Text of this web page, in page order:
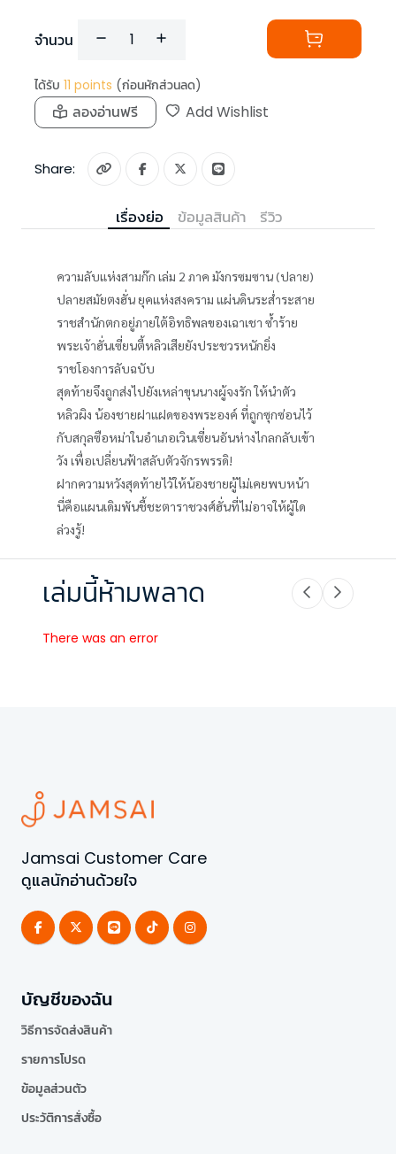
จำนวน
ได้รับ 11 points (ก่อนหักส่วนลด)
ลองอ่านฟรี Add Wishlist
Share:
เรื่องย่อ ข้อมูลสินค้า รีวิว
ความลับแห่งสามก๊ก เล่ม 2 ภาค มังกรซมซาน (ปลาย)
ปลายสมัยตงฮั่น ยุคแห่งสงคราม แผ่นดินระส่ำระสาย
ราชสำนักตกอยู่ภายใต้อิทธิพลของเฉาเชา ซ้ำร้าย
พระเจ้าฮั่นเซี่ยนตี้หลิวเสียยังประชวรหนักยิ่ง
ราชโองการลับฉบับ
สุดท้ายจึงถูกส่งไปยังเหล่าขุนนางผู้จงรัก ให้นำตัว
หลิวผิง น้องชายฝาแฝดของพระองค์ ที่ถูกซุกซ่อนไว้
กับสกุลซือหม่าในอำเภอเวินเซี่ยนอันห่างไกลกลับเข้า
วัง เพื่อเปลี่ยนฟ้าสลับตัวจักรพรรดิ!
ฝากความหวังสุดท้ายไว้ให้น้องชายผู้ไม่เคยพบหน้า
นี่คือแผนเดิมพันชี้ชะตาราชวงศ์ฮั่นที่ไม่อาจให้ผู้ใด
ล่วงรู้!
เล่มนี้ห้ามพลาด
There was an error
Jamsai Customer Care
ดูแลนักอ่านด้วยใจ
บัญชีของฉัน
วิธีการจัดส่งสินค้า
รายการโปรด
ข้อมูลส่วนตัว
ประวัติการสั่งซื้อ